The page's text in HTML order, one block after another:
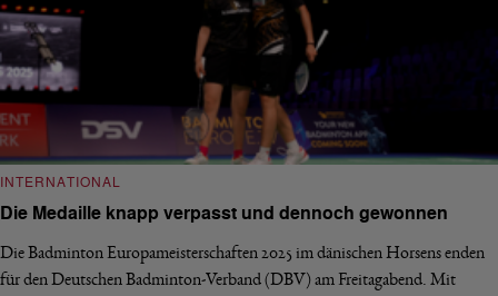
INTERNATIONAL
Die Medaille knapp verpasst und dennoch gewonnen
Die Badminton Europameisterschaften 2025 im dänischen Horsens enden
für den Deutschen Badminton-Verband (DBV) am Freitagabend. Mit